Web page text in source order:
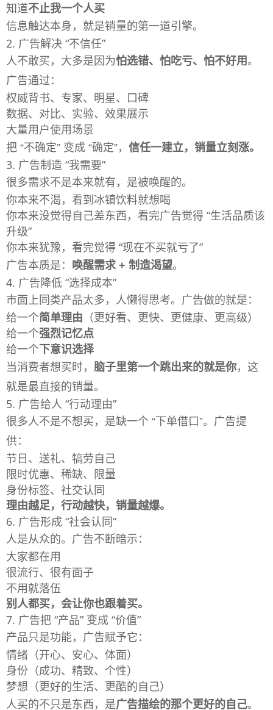
知道不止我一个人买
信息触达本身，就是销量的第一道引擎。
2. 广告解决 “不信任”
人不敢买，大多是因为怕选错、怕吃亏、怕不好用。
广告通过：
权威背书、专家、明星、口碑
数据、对比、实验、效果展示
大量用户使用场景
把 “不确定” 变成 “确定”， 信任一建立，销量立刻涨。
3. 广告制造 “我需要”
很多需求不是本来就有，是被唤醒的。
你本来不渴，看到冰镇饮料就想喝
你本来没觉得自己差东西，看完广告觉得 “生活品质该
升级”
你本来犹豫，看完觉得 “现在不买就亏了”
广告本质是： 唤醒需求 + 制造渴望。
4. 广告降低 “选择成本”
市面上同类产品太多，人懒得思考。广告做的就是：
给一个简单理由 （更好看、更快、更健康、更高级）
给一个强烈记忆点
给一个下意识选择
当消费者想买时， 脑子里第一个跳出来的就是你，这
就是最直接的销量。
5. 广告给人 “行动理由”
很多人不是不想买，是缺一个 “下单借口”。广告提
供：
节日、送礼、犒劳自己
限时优惠、稀缺、限量
身份标签、社交认同
理由越足，行动越快，销量越爆。
6. 广告形成 “社会认同”
人是从众的。广告不断暗示：
大家都在用
很流行、很有面子
不用就落伍
别人都买，会让你也跟着买。
7. 广告把 “产品” 变成 “价值”
产品只是功能，广告赋予它：
情绪（开心、安心、体面）
身份（成功、精致、个性）
梦想（更好的生活、更酷的自己）
人买的不只是东西，是广告描绘的那个更好的自己。